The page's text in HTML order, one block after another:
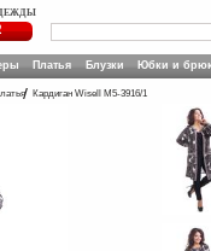
Платья Блузки Юбки и
Кардиган Wisell М5-3916/1